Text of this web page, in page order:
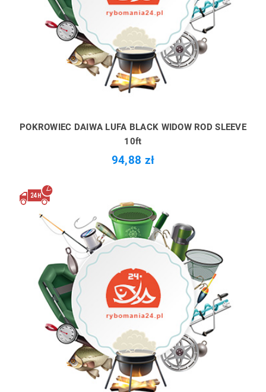
POKROWIEC DAIWA LUFA BLACK WIDOW ROD SLEEVE
10ft
94,88 zł